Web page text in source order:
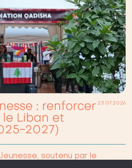
: renforcer
le Liban et
2027)
23.07.2026
soutenu par le